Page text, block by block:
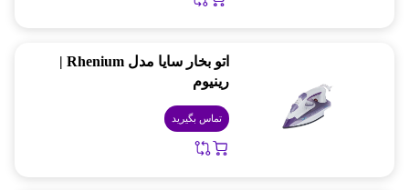
اتو بخار سایا مدل Rhenium |
رينيوم
تماس بگیرید